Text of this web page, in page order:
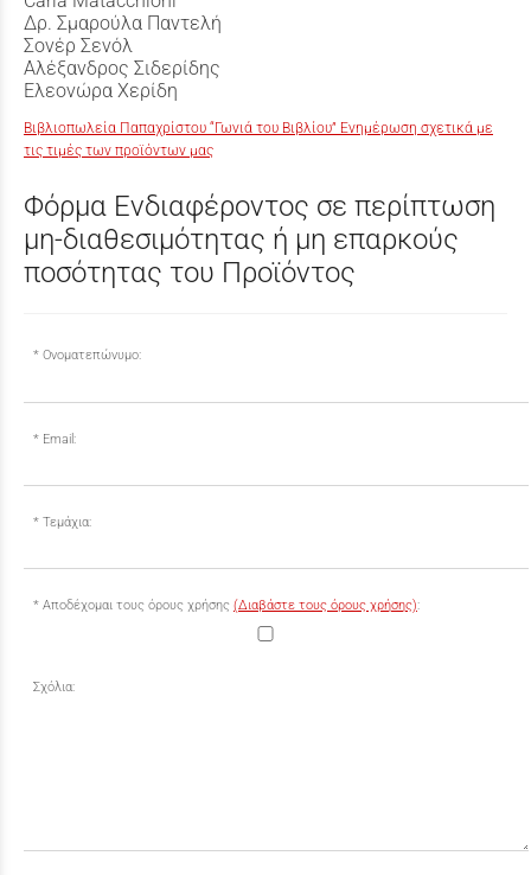
Δρ. Σµαρούλα Παντελή
Σονέρ Σενόλ
Αλέξανδρος Σιδερίδης
Ελεονώρα Χερίδη
Βιβλιοπωλεία Παπαχρίστου “Γωνιά του Βιβλίου” Ενημέρωση σχετικά με
τις τιμές των προϊόντων μας
Φόρμα Ενδιαφέροντος σε περίπτωση
μη-διαθεσιμότητας ή μη επαρκούς
ποσότητας του Προϊόντος
Ονοματεπώνυμο:
Email:
Τεμάχια:
Αποδέχομαι τους όρους χρήσης (Διαβάστε τους όρους χρήσης):
Σχόλια: